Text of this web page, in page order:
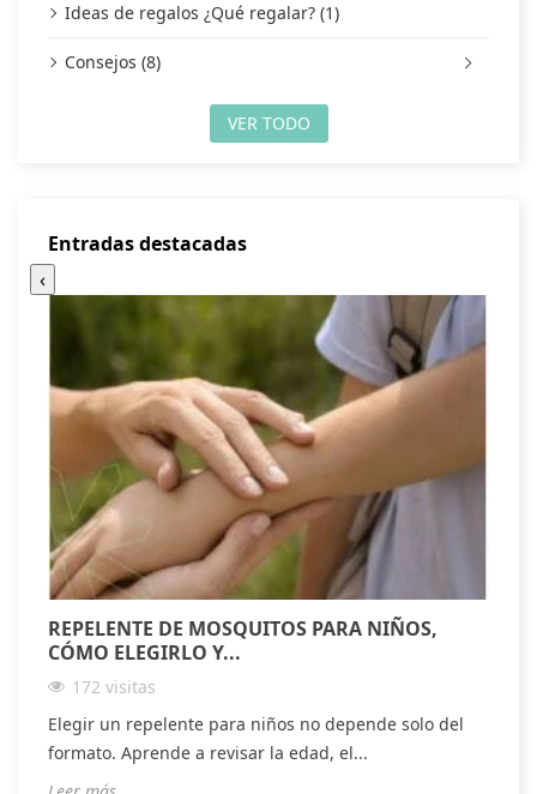
Ideas de regalos ¿Qué regalar? (1)
Consejos (8)
VER TODO
Entradas destacadas
‹
REPELENTE DE MOSQUITOS PARA NIÑOS,
CÓMO ELEGIRLO Y...
172 visitas
Elegir un repelente para niños no depende solo del
formato. Aprende a revisar la edad, el...